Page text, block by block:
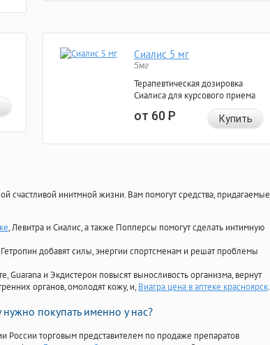
Сиалис 5 мг
5мг
Терапевтическая дозировка
Сиалиса для курсового приема
от 60Р Купить
счастливой инитмной жизни. Вам помогут средства, придагаемые
, Левитра и Сиалис, а также Попперсы помогут сделать интимную
добавят силы, энергии спортсменам и решат проблемы
Guarana и Экдистерон повысят выносливость организма, вернут
органов, омолодят кожу, и, Виагра цена в аптеке красноярск.
покупать именно у нас?
торговым представителем по продаже препаратов